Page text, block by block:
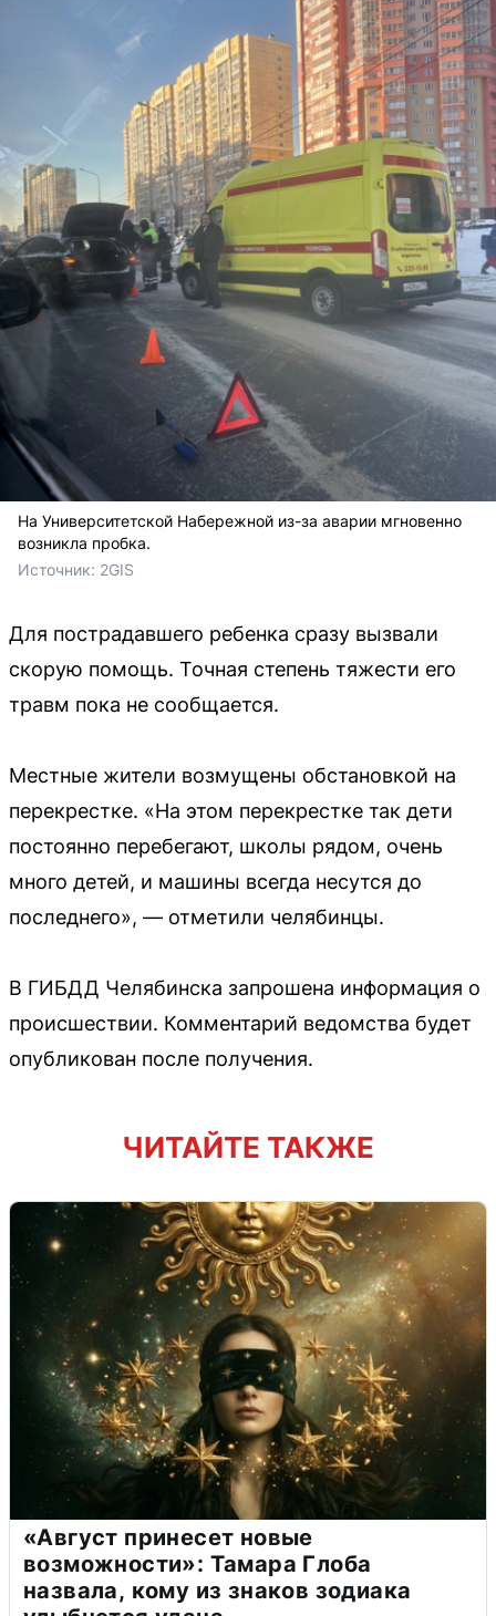
На Университетской Набережной из-за аварии мгновенно
возникла пробка.
Источник: 2GIS
Для пострадавшего ребенка сразу вызвали
скорую помощь. Точная степень тяжести его
травм пока не сообщается.
Местные жители возмущены обстановкой на
перекрестке. «На этом перекрестке так дети
постоянно перебегают, школы рядом, очень
много детей, и машины всегда несутся до
последнего», — отметили челябинцы.
В ГИБДД Челябинска запрошена информация о
происшествии. Комментарий ведомства будет
опубликован после получения.
ЧИТАЙТЕ ТАКЖЕ
«Август принесет новые
возможности»: Тамара Глоба
назвала, кому из знаков зодиака